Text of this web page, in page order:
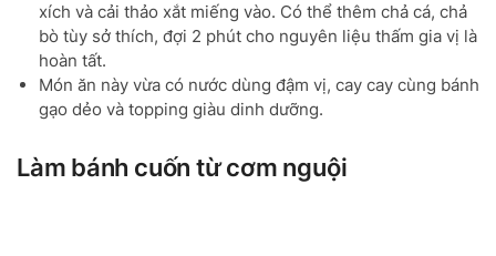
xích và cải thảo xắt miếng vào. Có thể thêm chả cá, chả
bò tùy sở thích, đợi 2 phút cho nguyên liệu thấm gia vị là
hoàn tất.
Món ăn này vừa có nước dùng đậm vị, cay cay cùng bánh
gạo dẻo và topping giàu dinh dưỡng.
Làm bánh cuốn từ cơm nguội